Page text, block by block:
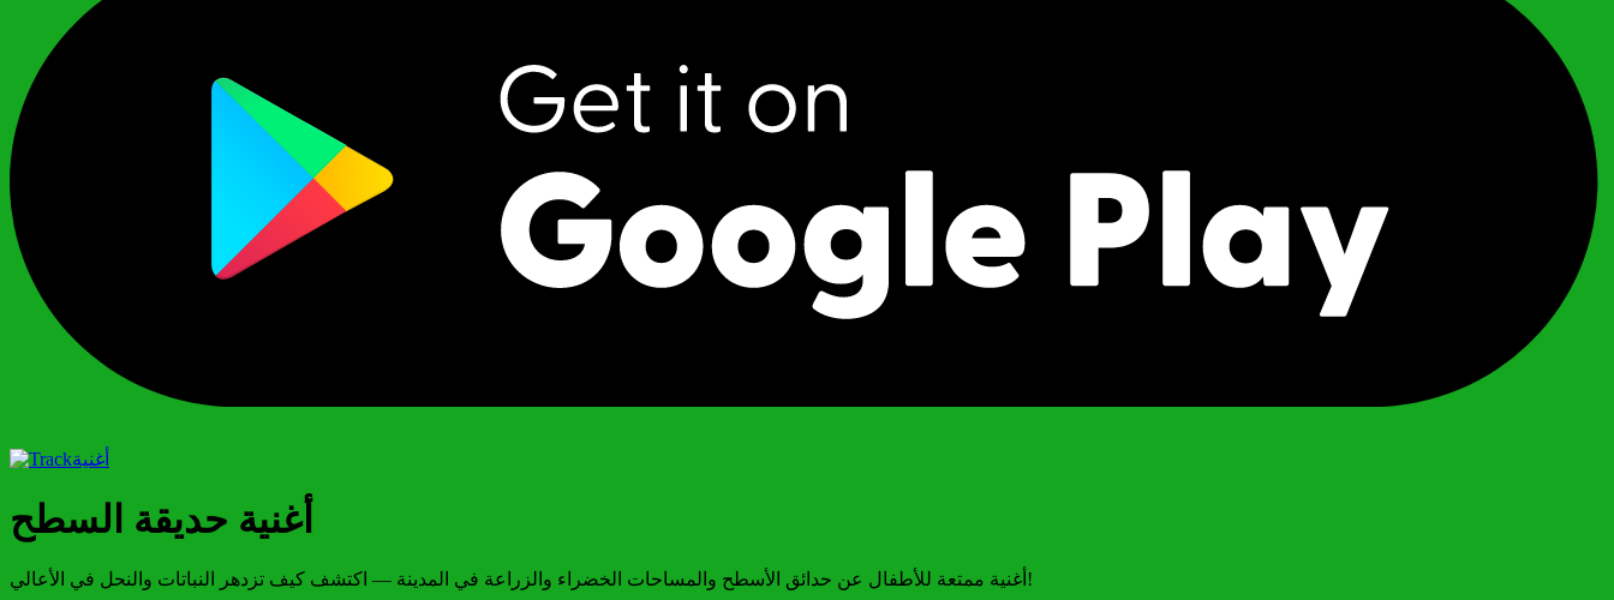
أغنية
أغنية حديقة السطح
أغنية ممتعة للأطفال عن حدائق الأسطح والمساحات الخضراء والزراعة في المدينة — اكتشف كيف تزدهر النباتات والنحل في الأعالي!